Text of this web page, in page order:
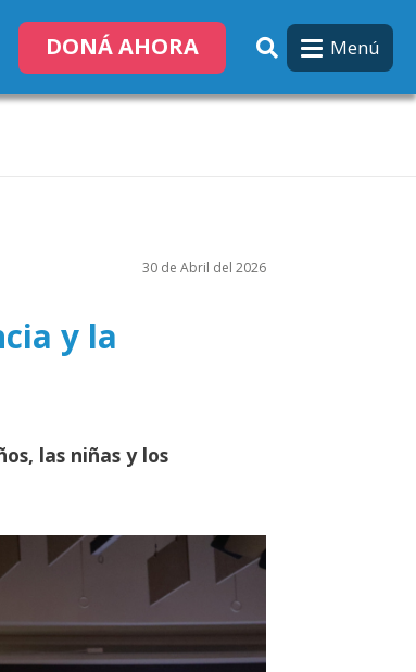
DONÁ AHORA Menú
30 de Abril del 2026
y la
las niñas y los